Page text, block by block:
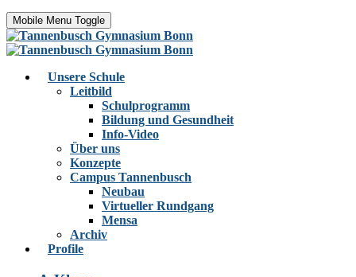
Mobile Menu Toggle
Unsere Schule
Leitbild
Schulprogramm
Bildung und Gesundheit
Info-Video
Über uns
Konzepte
Campus Tannenbusch
Neubau
Virtueller Rundgang
Mensa
Archiv
Profile